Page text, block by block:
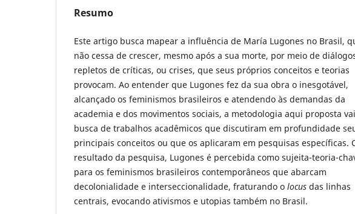
Resumo
Este artigo busca mapear a influência de María Lugones no Brasil,
não cessa de crescer, mesmo após a sua morte, por meio de
repletos de críticas, ou crises, que seus próprios conceitos e teorias
provocam. Ao entender que Lugones fez da sua obra o inesgotável,
alcançado os feminismos brasileiros e atendendo às demandas da
academia e dos movimentos sociais, a metodologia aqui proposta
busca de trabalhos acadêmicos que discutiram em profundidade
principais conceitos ou que os aplicaram em pesquisas específicas.
resultado da pesquisa, Lugones é percebida como sujeita-teoria-
para os feminismos brasileiros contemporâneos que abarcam
decolonialidade e interseccionalidade, fraturando o locus das linhas
centrais, evocando ativismos e utopias também no Brasil.